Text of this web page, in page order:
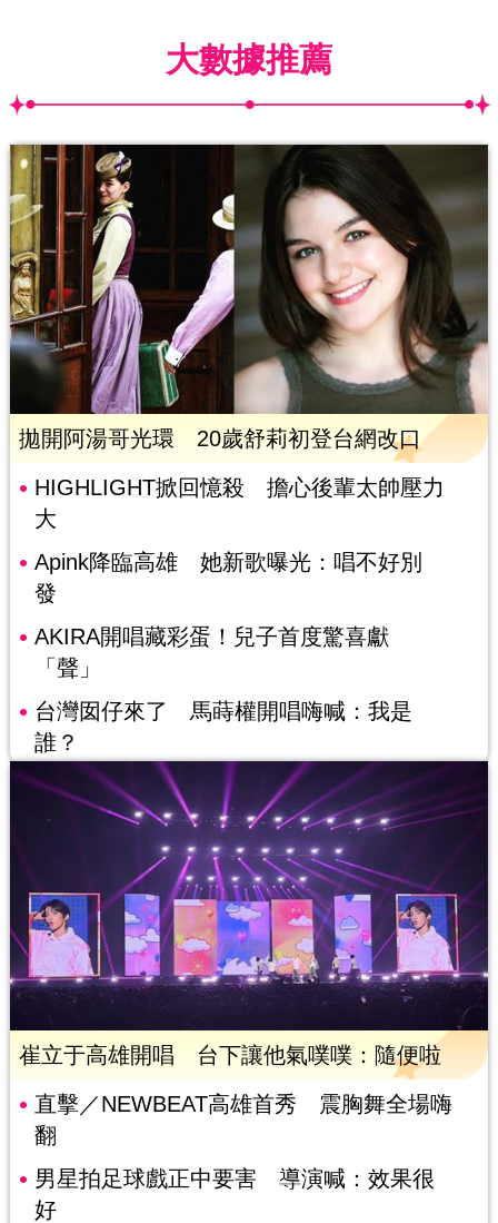
大數據推薦
拋開阿湯哥光環 20歲舒莉初登台網改口
HIGHLIGHT掀回憶殺 擔心後輩太帥壓力
大
Apink降臨高雄 她新歌曝光：唱不好別
發
AKIRA開唱藏彩蛋！兒子首度驚喜獻
「聲」
台灣囡仔來了 馬蒔權開唱嗨喊：我是
誰？
崔立于高雄開唱 台下讓他氣噗噗：隨便啦
直擊／NEWBEAT高雄首秀 震胸舞全場嗨
翻
男星拍足球戲正中要害 導演喊：效果很
好